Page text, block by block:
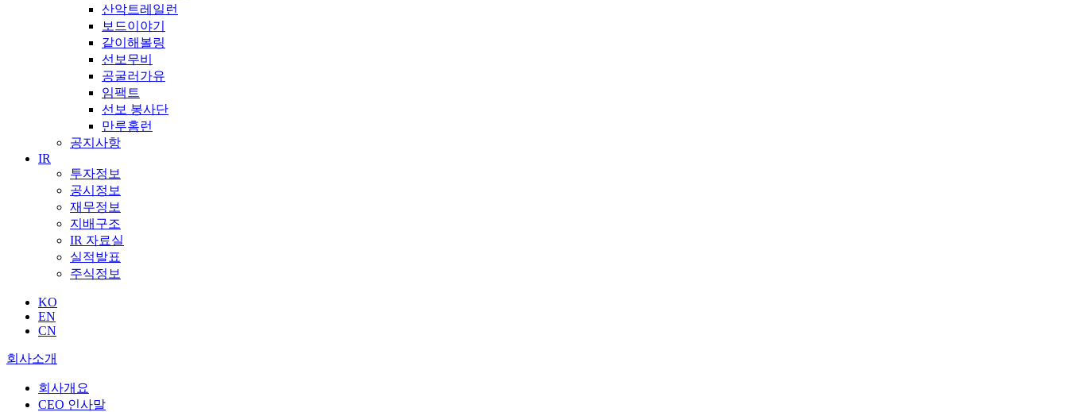
산악트레일런
보드이야기
같이해볼링
선보무비
공굴러가유
임팩트
선보 봉사단
만루홈런
공지사항
IR
투자정보
공시정보
재무정보
지배구조
IR 자료실
실적발표
주식정보
KO
EN
CN
회사소개
회사개요
CEO 인사말